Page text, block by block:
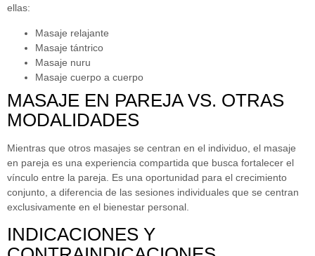
ellas:
Masaje relajante
Masaje tántrico
Masaje nuru
Masaje cuerpo a cuerpo
MASAJE EN PAREJA VS. OTRAS
MODALIDADES
Mientras que otros masajes se centran en el individuo, el masaje
en pareja es una experiencia compartida que busca fortalecer el
vínculo entre la pareja. Es una oportunidad para el crecimiento
conjunto, a diferencia de las sesiones individuales que se centran
exclusivamente en el bienestar personal.
INDICACIONES Y